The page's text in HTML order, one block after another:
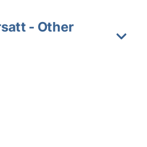
- Other